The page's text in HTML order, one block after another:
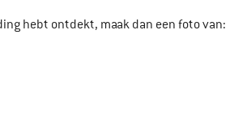
hebt ontdekt, maak dan een foto van: